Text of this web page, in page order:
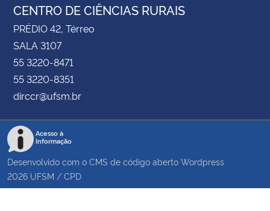
CENTRO DE CIÊNCIAS RURAIS
PRÉDIO 42, Térreo
SALA 3107
55 3220-8471
55 3220-8351
dirccr@ufsm.br
Acesso à
Informação
Desenvolvido com o CMS de código aberto Wordpress
2026 UFSM / CPD